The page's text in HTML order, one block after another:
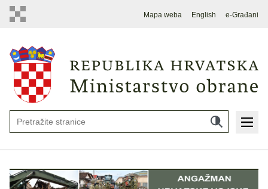
Mapa weba English e-Građani